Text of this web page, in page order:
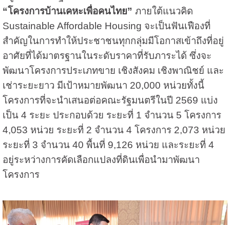
“โครงการบ้านเคหะเพื่อคนไทย” ภายใต้แนวคิด
Sustainable Affordable Housing จะเป็นฟันเฟืองที่
สำคัญในการทำให้ประชาชนทุกกลุ่มมีโอกาสเข้าถึงที่อยู่
อาศัยที่ได้มาตรฐานในระดับราคาที่รับภาระได้ ซึ่งจะ
พัฒนาโครงการประเภทขาย เชิงสังคม เชิงพาณิชย์ และ
เช่าระยะยาว มีเป้าหมายพัฒนา 20,000 หน่วยทั้งนี้
โครงการที่จะนำเสนอต่อคณะรัฐมนตรีในปี 2569 แบ่ง
เป็น 4 ระยะ ประกอบด้วย ระยะที่ 1 จำนวน 5 โครงการ
4,053 หน่วย ระยะที่ 2 จำนวน 4 โครงการ 2,073 หน่วย
ระยะที่ 3 จำนวน 40 พื้นที่ 9,126 หน่วย และระยะที่ 4
อยู่ระหว่างการคัดเลือกแปลงที่ดินเพื่อนำมาพัฒนา
โครงการ